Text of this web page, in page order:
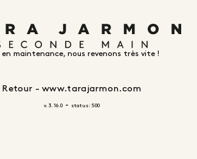
en maintenance, nous revenons très vite !
Retour - www.tarajarmon.com
v. 3.16.0 - status: 500